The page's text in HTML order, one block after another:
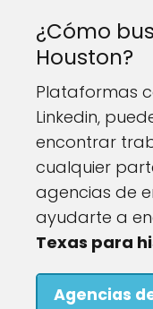
¿Cómo
Houston?
Plataformas
Linkedin,
encontrar
cualquier
agencias de
ayudarte a
Texas para
Agencias